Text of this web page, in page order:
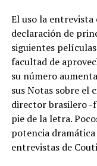
El uso la entrevista
declaración de
siguientes
facultad de
su número
susNotas sobre el
director brasilero -
pie de la letra.
potencia
entrevistas de